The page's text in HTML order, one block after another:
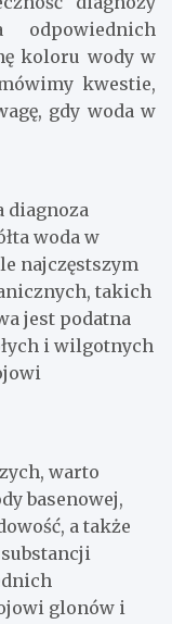
odpowiednich
koloru wody w
kwestie,
gdy woda w
diagnoza
woda w
najczęstszym
takich
jest podatna
i wilgotnych
warto
basenowej,
a także
glonów i